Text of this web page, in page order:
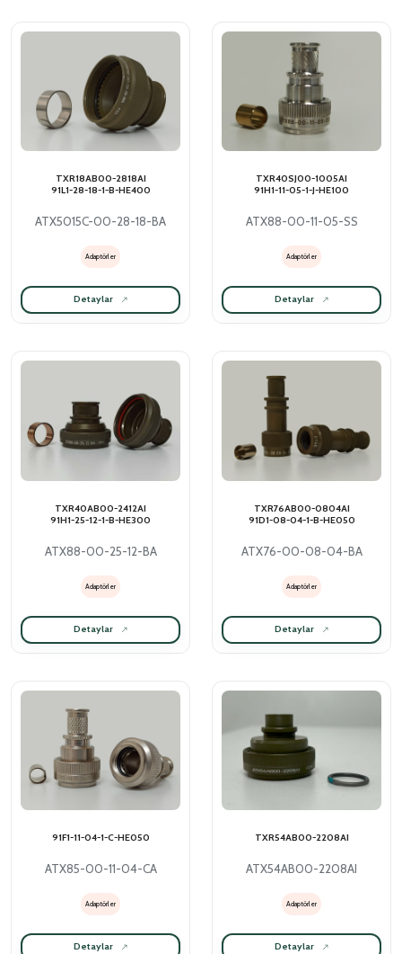
TXR18AB00-2818AI
91L1-28-18-1-B-HE400
ATX5015C-00-28-18-BA
Adaptörler
Detaylar
TXR40SJ00-1005AI
91H1-11-05-1-J-HE100
ATX88-00-11-05-SS
Adaptörler
Detaylar
TXR40AB00-2412AI
91H1-25-12-1-B-HE300
ATX88-00-25-12-BA
Adaptörler
Detaylar
TXR76AB00-0804AI
91D1-08-04-1-B-HE050
ATX76-00-08-04-BA
Adaptörler
Detaylar
91F1-11-04-1-C-HE050
ATX85-00-11-04-CA
Adaptörler
Detaylar
TXR54AB00-2208AI
ATX54AB00-2208AI
Adaptörler
Detaylar